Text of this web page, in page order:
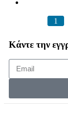
1
Κάντε την